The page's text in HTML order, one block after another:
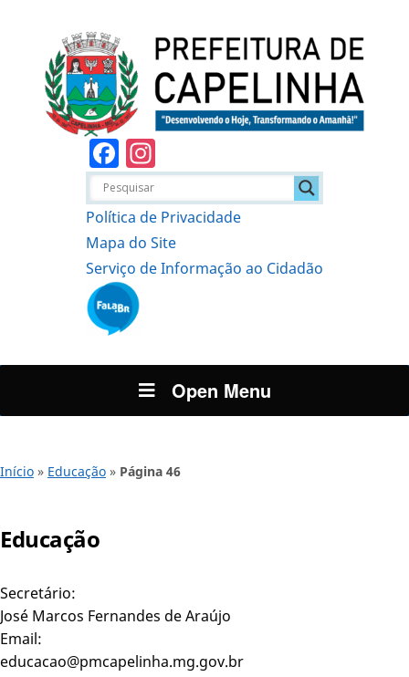
Facebook
Política de Privacidade
Mapa do Site
Serviço de Informação ao Cidadão
Open Menu
Início » Educação » Página 46
Educação
Secretário:
José Marcos Fernandes de Araújo
Email:
educacao@pmcapelinha.mg.gov.br